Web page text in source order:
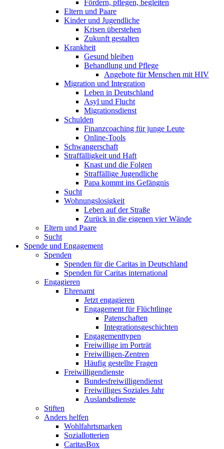
Fördern, pflegen, begleiten
Eltern und Paare
Kinder und Jugendliche
Krisen überstehen
Zukunft gestalten
Krankheit
Gesund bleiben
Behandlung und Pflege
Angebote für Menschen mit HIV
Migration und Integration
Leben in Deutschland
Asyl und Flucht
Migrationsdienst
Schulden
Finanzcoaching für junge Leute
Online-Tools
Schwangerschaft
Straffälligkeit und Haft
Knast und die Folgen
Straffällige Jugendliche
Papa kommt ins Gefängnis
Sucht
Wohnungslosigkeit
Leben auf der Straße
Zurück in die eigenen vier Wände
Eltern und Paare
Sucht
Spende und Engagement
Spenden
Spenden für die Caritas in Deutschland
Spenden für Caritas international
Engagieren
Ehrenamt
Jetzt engagieren
Engagement für Flüchtlinge
Patenschaften
Integrationsgeschichten
Engagementtypen
Freiwillige im Porträt
Freiwilligen-Zentren
Häufig gestellte Fragen
Freiwilligendienste
Bundesfreiwilligendienst
Freiwilliges Soziales Jahr
Auslandsdienste
Stiften
Anders helfen
Wohlfahrtsmarken
Soziallotterien
CaritasBox